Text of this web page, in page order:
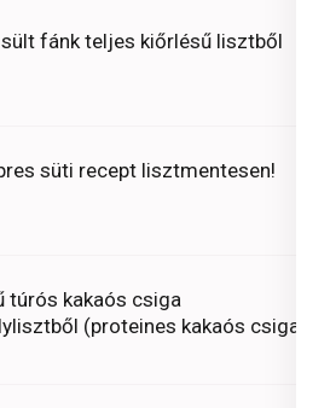
fánk teljes kiőrlésű lisztből
süti recept lisztmentesen!
túrós kakaós csiga
(proteines kakaós csiga)